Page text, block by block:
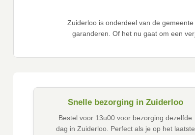
Zuiderloo is onderdeel van de gemeente
garanderen. Of het nu gaat om een
Snelle bezorging in Zuiderloo
Bestel voor 13u00 voor bezorging dezelfde
dag in Zuiderloo. Perfect als je op het laatste